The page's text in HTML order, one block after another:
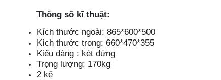
Thông số kĩ thuật:
Kích thước ngoài: 865*600*500
Kích thước trong: 660*470*355
Kiểu dáng : két đứng
Trọng lượng: 170kg
2 kệ